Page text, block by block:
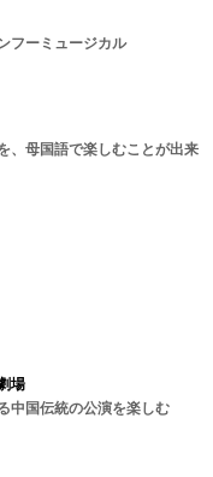
フーミュージカル
、母国語で楽しむことが出来
場
中国伝統の公演を楽しむ